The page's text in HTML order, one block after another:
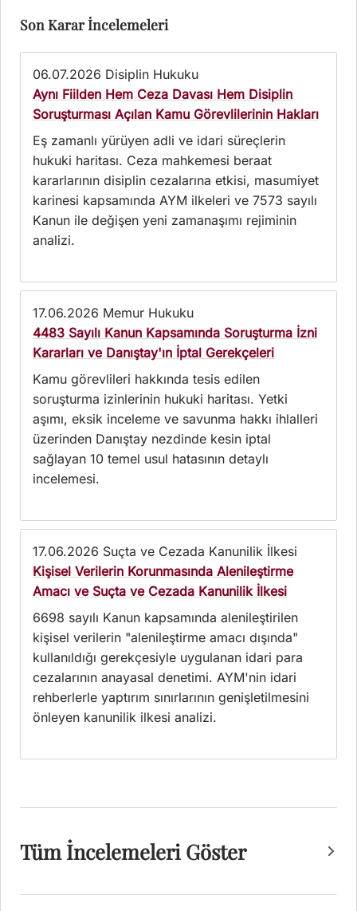
Son Karar İncelemeleri
06.07.2026 Disiplin Hukuku
Aynı Fiilden Hem Ceza Davası Hem Disiplin
Soruşturması Açılan Kamu Görevlilerinin Hakları
Eş zamanlı yürüyen adli ve idari süreçlerin
hukuki haritası. Ceza mahkemesi beraat
kararlarının disiplin cezalarına etkisi, masumiyet
karinesi kapsamında AYM ilkeleri ve 7573 sayılı
Kanun ile değişen yeni zamanaşımı rejiminin
analizi.
17.06.2026 Memur Hukuku
4483 Sayılı Kanun Kapsamında Soruşturma İzni
Kararları ve Danıştay'ın İptal Gerekçeleri
Kamu görevlileri hakkında tesis edilen
soruşturma izinlerinin hukuki haritası. Yetki
aşımı, eksik inceleme ve savunma hakkı ihlalleri
üzerinden Danıştay nezdinde kesin iptal
sağlayan 10 temel usul hatasının detaylı
incelemesi.
17.06.2026 Suçta ve Cezada Kanunilik İlkesi
Kişisel Verilerin Korunmasında Alenileştirme
Amacı ve Suçta ve Cezada Kanunilik İlkesi
6698 sayılı Kanun kapsamında alenileştirilen
kişisel verilerin "alenileştirme amacı dışında"
kullanıldığı gerekçesiyle uygulanan idari para
cezalarının anayasal denetimi. AYM'nin idari
rehberlerle yaptırım sınırlarının genişletilmesini
önleyen kanunilik ilkesi analizi.
Tüm İncelemeleri Göster